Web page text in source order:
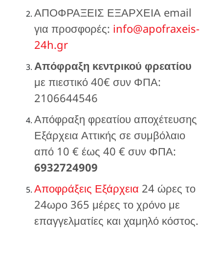
ΑΠΟΦΡΑΞΕΙΣ ΕΞΑΡΧΕΙΑ email
για προσφορές: info@apofraxeis-
24h.gr
Απόφραξη κεντρικού φρεατίου
με πιεστικό 40€ συν ΦΠΑ:
2106644546
Απόφραξη φρεατίου αποχέτευσης
Εξάρχεια Αττικής σε συμβόλαιο
από 10 € έως 40 € συν ΦΠΑ:
6932724909
Αποφράξεις Εξάρχεια 24 ώρες το
24ωρο 365 μέρες το χρόνο με
επαγγελματίες και χαμηλό κόστος.